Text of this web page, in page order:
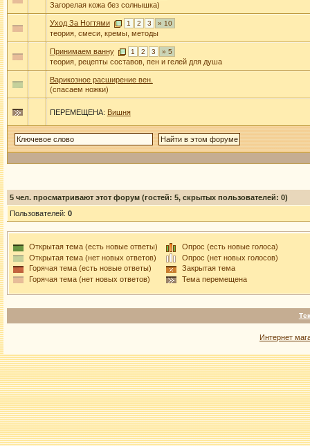
Загорелая кожа без солнышка)
Уход За Ногтями 1 2 3 » 10
теория, смеси, кремы, методы
Принимаем ванну 1 2 3 » 5
теория, рецепты составов, пен и гелей для душа
Варикозное расширение вен.
(спасаем ножки)
ПЕРЕМЕЩЕНА: Вишня
5чел. просматривают этот форум (гостей: 5, скрытых пользователей: 0)
Пользователей: 0
Открытая тема (есть новые ответы)
Открытая тема (нет новых ответов)
Горячая тема (есть новые ответы)
Горячая тема (нет новых ответов)
Опрос (есть новые голоса)
Опрос (нет новых голосов)
Закрытая тема
Тема перемещена
Интернет